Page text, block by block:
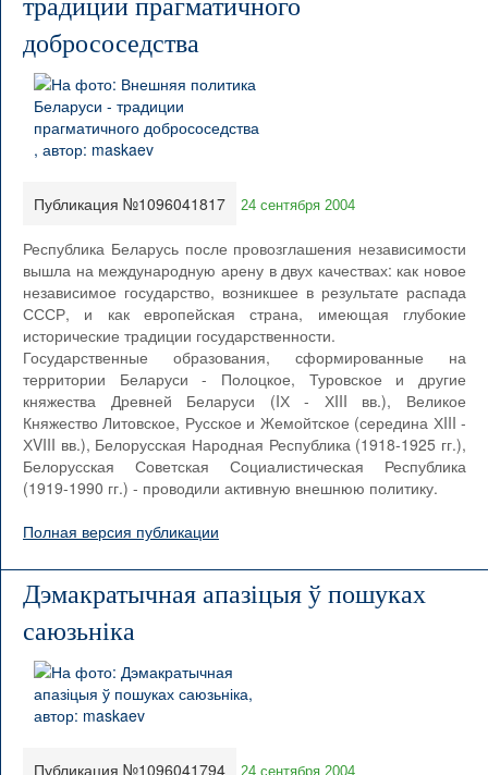
традиции прагматичного
добрососедства
Публикация №1096041817 24 сентября 2004
Республика Беларусь после провозглашения независимости
вышла на международную арену в двух качествах: как новое
независимое государство, возникшее в результате распада
СССР, и как европейская страна, имеющая глубокие
исторические традиции государственности.
Государственные образования, сформированные на
территории Беларуси - Полоцкое, Туровское и другие
княжества Древней Беларуси (IХ - ХIII вв.), Великое
Княжество Литовское, Русское и Жемойтское (середина ХIII -
ХVIII вв.), Белорусская Народная Республика (1918-1925 гг.),
Белорусская Советская Социалистическая Республика
(1919-1990 гг.) - проводили активную внешнюю политику.
Полная версия публикации
Дэмакратычная апазіцыя ў пошуках
саюзьніка
Публикация №1096041794 24 сентября 2004